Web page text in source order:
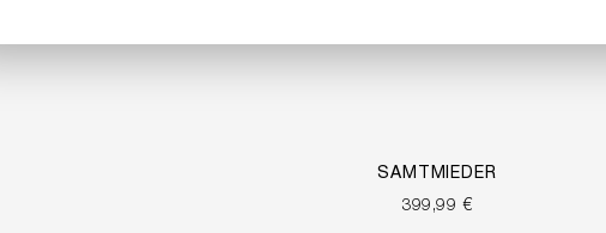
SAMTMIEDER
399,99 €